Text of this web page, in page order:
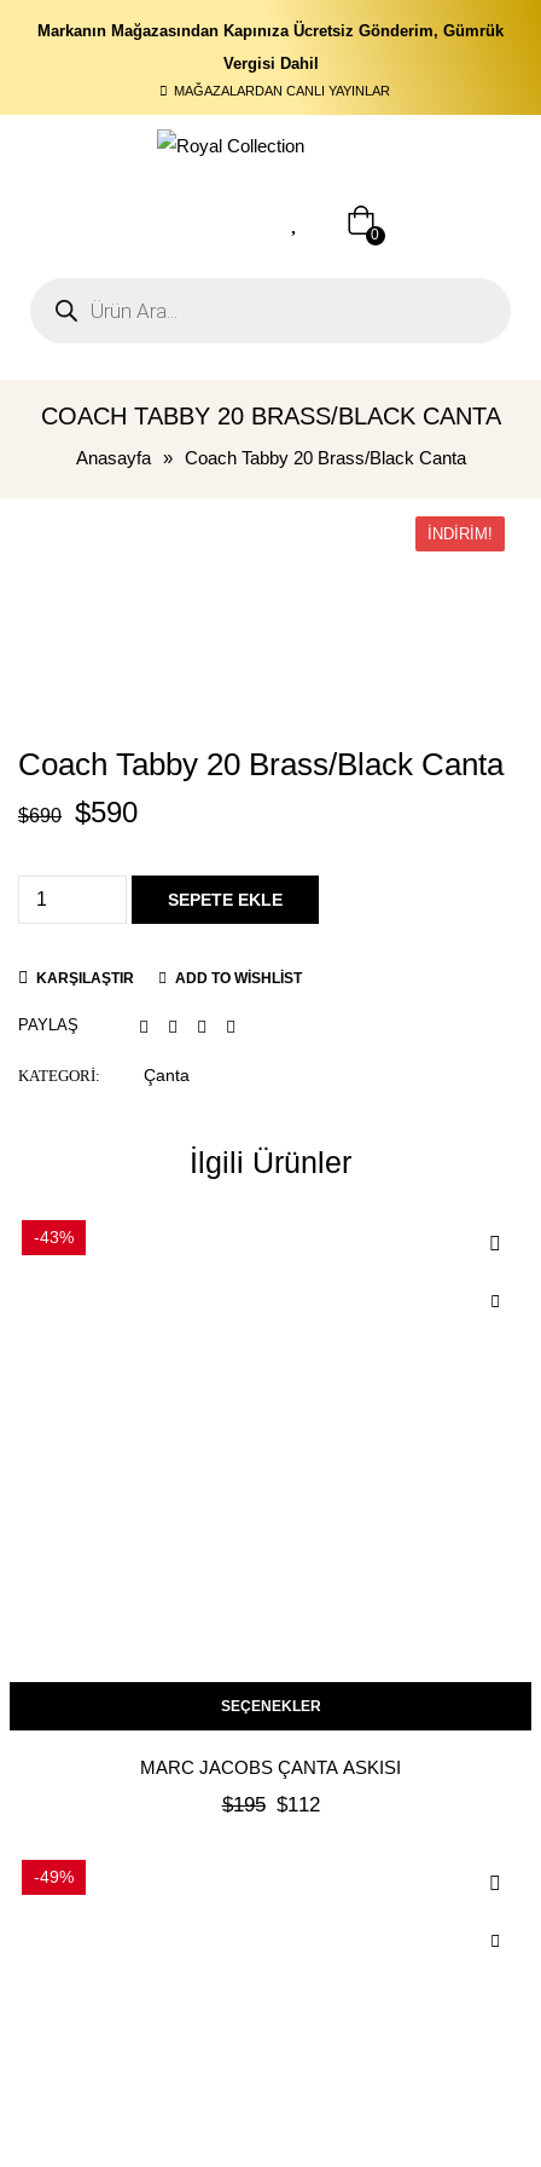
Markanın Mağazasından Kapınıza Ücretsiz Gönderim, Gümrük
Vergisi Dahil
MAĞAZALARDAN CANLI YAYINLAR
0
COACH TABBY 20 BRASS/BLACK CANTA
Anasayfa » Coach Tabby 20 Brass/Black Canta
İNDIRIM!
Coach Tabby 20 Brass/Black Canta
$690 $590
SEPETE EKLE
KARŞILAŞTIR ADD TO WISHLIST
PAYLAŞ
KATEGORI: Çanta
İlgili Ürünler
-43%
SEÇENEKLER
MARC JACOBS ÇANTA ASKISI
$195 $112
-49%